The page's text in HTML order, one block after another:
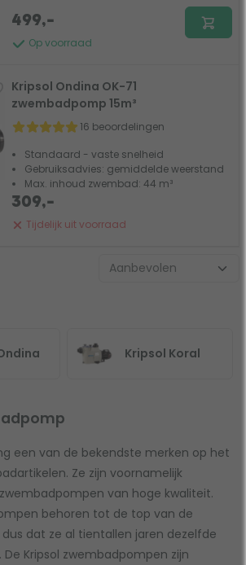
Op voorraad
499,-
Kripsol Ondina OK-71
zwembadpomp 15m³
16 beoordelingen
Standaard - vaste snelheid
Gebruiksadvies: gemiddelde weerstand
Max. inhoud zwembad: 44 m³
Tijdelijk uit voorraad
309,-
Kripsol Koral
een van de bekendste merken op het
Ze zijn voornamelijk
van hoge kwaliteit.
behoren tot de top van de
dus dat ze al tientallen jaren dezelfde
Kripsol zwembadpompen zijn